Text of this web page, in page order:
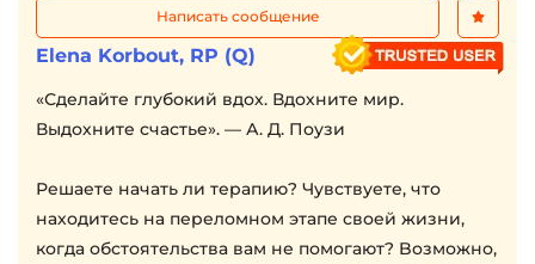
Написать сообщение
Elena Korbout, RP (Q)
«Сделайте глубокий вдох. Вдохните мир.
Выдохните счастье». — А. Д. Поузи
Решаете начать ли терапию? Чувствуете, что
находитесь на переломном этапе своей жизни,
когда обстоятельства вам не помогают? Bозможно,